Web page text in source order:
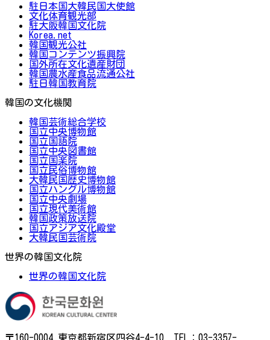
駐日本国大韓民国大使館
文化体育観光部
駐大阪韓国文化院
Korea.net
韓国観光公社
韓国コンテンツ振興院
国外所在文化遺産財団
韓国農水産食品流通公社
駐日韓国教育院
韓国の文化機関
韓国芸術総合学校
国立中央博物館
国立国語院
国立中央図書館
国立国楽院
国立民俗博物館
大韓民国歴史博物館
国立ハングル博物館
国立中央劇場
国立現代美術館
韓国政策放送院
国立アジア文化殿堂
大韓民国芸術院
世界の韓国文化院
世界の韓国文化院
〒160-0004 東京都新宿区四谷4-4-10 TEL：03-3357-